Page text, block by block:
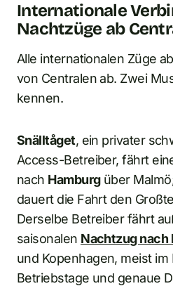
Internationale
Nachtzüge ab
Alle internationalen Züge
von Centralen ab. Zwei
kennen.
Snälltåget, ein privater
Access-Betreiber, fährt
nach Hamburgüber
dauert die Fahrt den
Derselbe Betreiber fährt
saisonalen Nachtzug nach
und Kopenhagen, meist im
Betriebstage und genaue